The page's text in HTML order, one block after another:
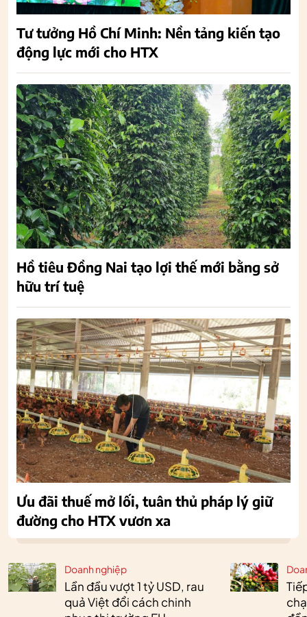
Doanh nghiệp
Lần đầu vượt 1 tỷ USD, rau
quả Việt đổi cách chinh
Tư tưởng Hồ Chí Minh: Nền tảng kiến tạo
động lực mới cho HTX
Hồ tiêu Đồng Nai tạo lợi thế mới bằng sở
hữu trí tuệ
Ưu đãi thuế mở lối, tuân thủ pháp lý giữ
đường cho HTX vươn xa